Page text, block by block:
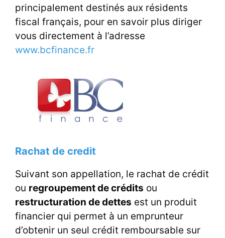
principalement destinés aux résidents
fiscal français, pour en savoir plus diriger
vous directement à l’adresse
www.bcfinance.fr
Rachat de credit
Suivant son appellation, le rachat de crédit
ou regroupement de crédits ou
restructuration de dettes est un produit
financier qui permet à un emprunteur
d’obtenir un seul crédit remboursable sur